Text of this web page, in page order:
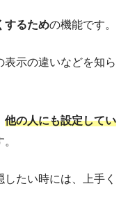
するための機能です。
示の違いなどを知ら
他の人にも設定してい
たい時には、上手く